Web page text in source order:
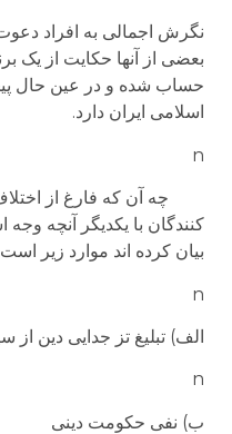
نگرش اجمالی به افراد
بعضی از آنها حکایت از یک
حساب شده و در عین حال
اسلامی ایران دارد.
n
چه آن که فارغ از
کنندگان با یکدیگر آنچه وجه
بیان کرده اند موارد زیر
n
الف) تبلیغ تز جدایی دین از
n
ب) نفی حکومت دینی